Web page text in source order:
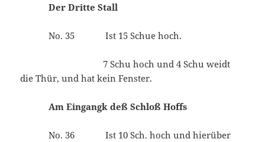
Der Dritte Stall
No. 35 Ist 15 Schue hoch.
7 Schu hoch und 4 Schu weidt
die Thür, und hat kein Fenster.
Am Eingangk deß Schloß Hoffs
No. 36 Ist 10 Sch. hoch und hierüber